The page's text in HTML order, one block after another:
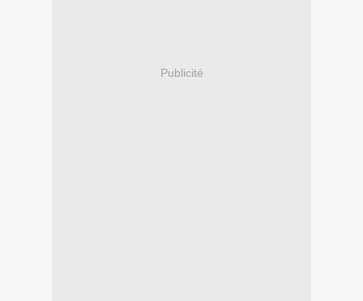
Publicité